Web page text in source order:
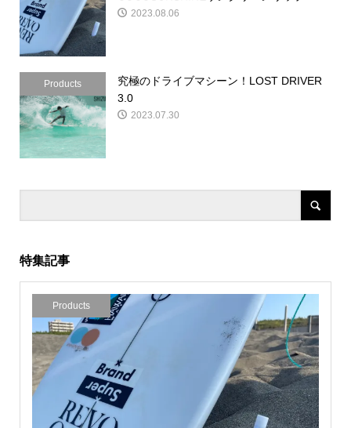
2023.08.06
Products
究極のドライブマシーン！LOST DRIVER
3.0
2023.07.30
特集記事
Products